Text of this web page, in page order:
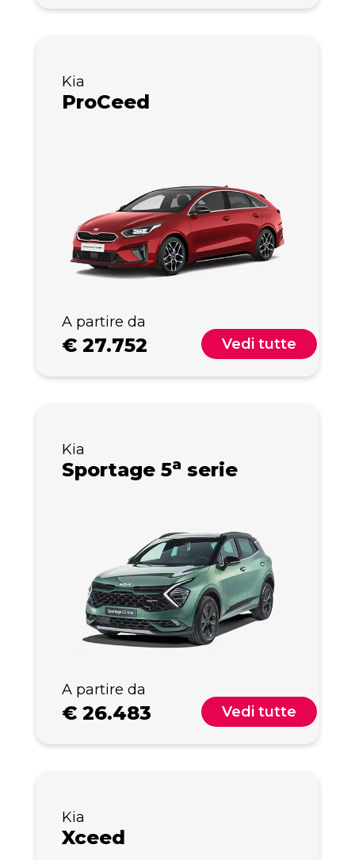
Kia
ProCeed
A partire da
€ 27.752 Vedi tutte
Kia
Sportage 5a serie
A partire da
€ 26.483 Vedi tutte
Kia
Xceed